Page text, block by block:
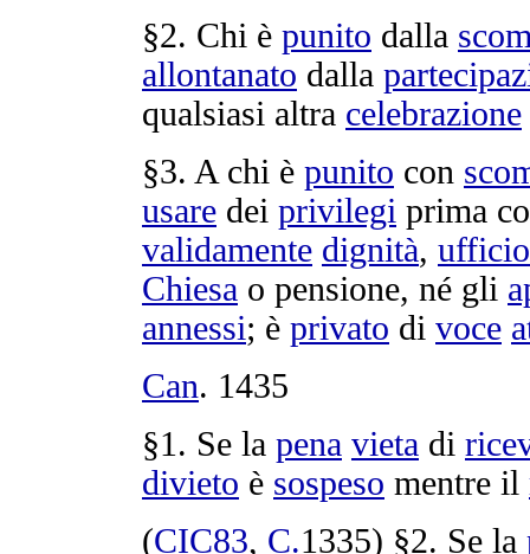
§2. Chi è punito dalla
allontanato dalla
qualsiasi altra celebrazione
§3. A chi è punito con
usare dei privilegi prima
validamente dignità, ufficio
Chiesa o pensione, né gli
annessi; è privato di voce
Can. 1435
§1. Se la pena vieta di
divieto è sospeso mentre il
(CIC83, C.1335) §2. Se la